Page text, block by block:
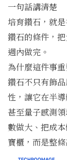
一句話講清楚
培育鑽石，就
鑽石的條件，
週內做完。
為什麼這件事
鑽石不只有飾
性，讓它在半
甚至量子感測
數做大、把成
寶櫃，而是整